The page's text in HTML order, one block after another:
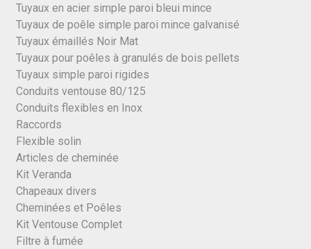
Tuyaux en acier simple paroi bleui mince
Tuyaux de poêle simple paroi mince galvanisé
Tuyaux émaillés Noir Mat
Tuyaux pour poêles à granulés de bois pellets
Tuyaux simple paroi rigides
Conduits ventouse 80/125
Conduits flexibles en Inox
Raccords
Flexible solin
Articles de cheminée
Kit Veranda
Chapeaux divers
Cheminées et Poêles
Kit Ventouse Complet
Filtre à fumée